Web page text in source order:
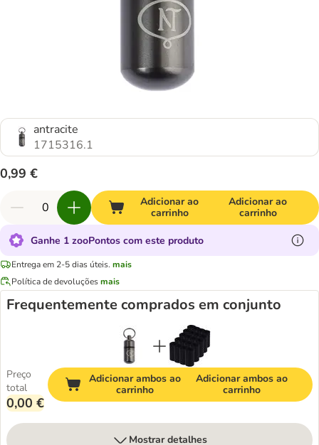
antracite
1715316.1
0,99 €
Adicionar ao
carrinho
Adicionar ao
carrinho
Ganhe 1 zooPontos com este produto
Entrega em 2-5 dias úteis. mais
Política de devoluçõesmais
Frequentemente comprados em conjunto
Preço
total
0,00 €
Adicionar ambos ao
carrinho
Adicionar ambos ao
carrinho
Mostrar detalhes